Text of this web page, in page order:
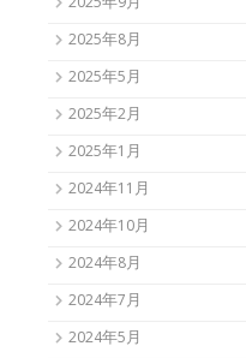
2025年8月
2025年5月
2025年2月
2025年1月
2024年11月
2024年10月
2024年8月
2024年7月
2024年5月